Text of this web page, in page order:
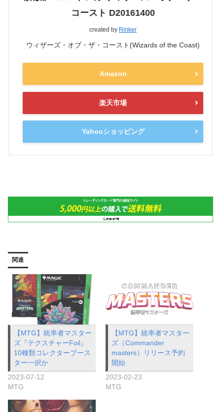
コースト D20161400
created by Rinker
ウィザーズ・オブ・ザ・コースト(Wizards of the Coast)
Amazon
楽天市場
Yahooショッピング
関連
【MTG】統率者マスター
ズ『テクスチャーFoil』
10種類コレクターブース
ター一択か
2023-07-12
MTG
【MTG】統率者マスター
ズ（Commander
masters）リリース予約
開始
2023-02-23
MTG